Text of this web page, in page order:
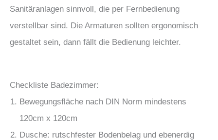
Sanitäranlagen sinnvoll, die per Fernbedienung
verstellbar sind. Die Armaturen sollten ergonomisch
gestaltet sein, dann fällt die Bedienung leichter.
Checkliste Badezimmer:
Bewegungsfläche nach DIN Norm mindestens
120cm x 120cm
Dusche: rutschfester Bodenbelag und ebenerdig